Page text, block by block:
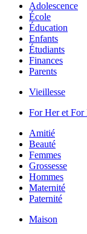
Adolescence
École
Éducation
Enfants
Étudiants
Finances
Parents
Vieillesse
For Her et For
Amitié
Beauté
Femmes
Grossesse
Hommes
Maternité
Paternité
Maison